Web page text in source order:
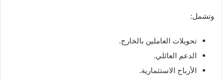
وتشمل:
تحويلات العاملين بالخارج.
الدعم العائلي.
الأرباح الاستثمارية.